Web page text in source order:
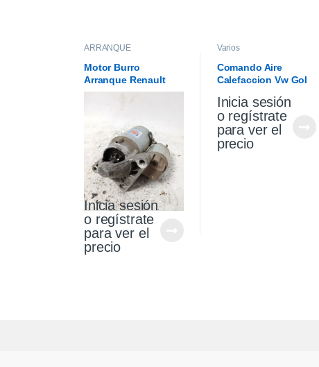
ARRANQUE
Motor Burro
Arranque Renault
Sandero Stepway 1.6
Inicia sesión
o regístrate
para ver el
precio
Varios
Comando Aire
Calefaccion Vw Gol
Inicia sesión
o regístrate
para ver el
precio